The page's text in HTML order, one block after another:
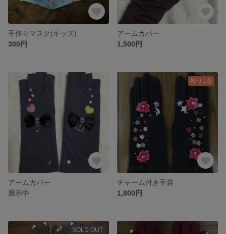
手作りマスク(キッズ)
300円
アームカバー
1,500円
アームカバー
展示中
残り1点
チャーム付き手袋
1,800円
SOLD OUT